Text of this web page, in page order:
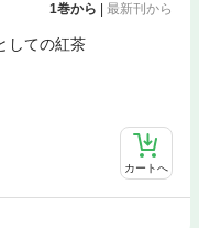
1巻から 最新刊から
しての紅茶
カートへ